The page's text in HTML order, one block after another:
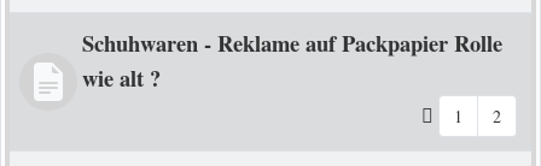
Schuhwaren - Reklame auf Packpapier Rolle
wie alt ?
1 2